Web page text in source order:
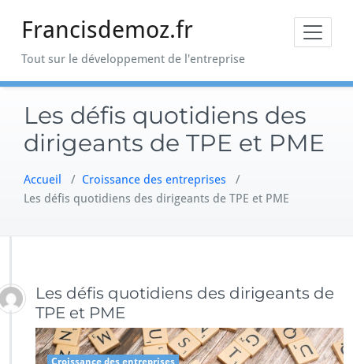
Francisdemoz.fr
Tout sur le développement de l'entreprise
Les défis quotidiens des
dirigeants de TPE et PME
Accueil / Croissance des entreprises /
Les défis quotidiens des dirigeants de TPE et PME
Les défis quotidiens des dirigeants de
TPE et PME
Croissance des entreprises